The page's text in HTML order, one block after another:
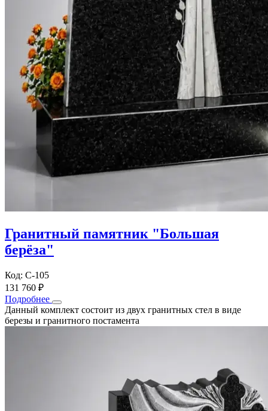
Гранитный памятник "Большая
берёза"
Код: С-105
131 760 ₽
Подробнее
Данный комплект состоит из двух гранитных стел в виде
березы и гранитного постамента